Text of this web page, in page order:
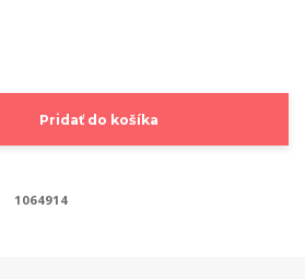
Pridať do košíka
1064914